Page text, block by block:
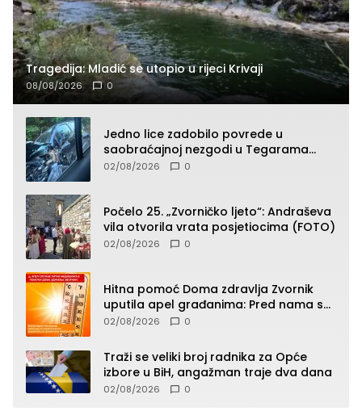
Tragedija: Mladić se utopio u rijeci Krivaji
08/08/2026 0
Jedno lice zadobilo povrede u
saobraćajnoj nezgodi u Tegarama
(FOTO)
02/08/2026 0
Počelo 25. „Zvorničko ljeto“: Andraševa
vila otvorila vrata posjetiocima (FOTO)
02/08/2026 0
Hitna pomoć Doma zdravlja Zvornik
uputila apel građanima: Pred nama su
temperature do 40°C, oprez zbog
02/08/2026 0
Traži se veliki broj radnika za Opće
izbore u BiH, angažman traje dva dana
02/08/2026 0